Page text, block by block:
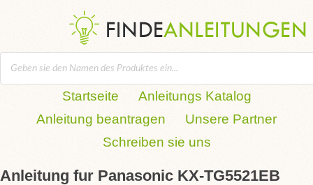
Startseite
Anleitungs Katalog
Anleitung beantragen
Unsere Partner
Schreiben sie uns
Anleitung fur Panasonic KX-TG5521EB